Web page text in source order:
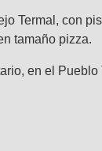
Termal, con
tamaño pizza.
en el